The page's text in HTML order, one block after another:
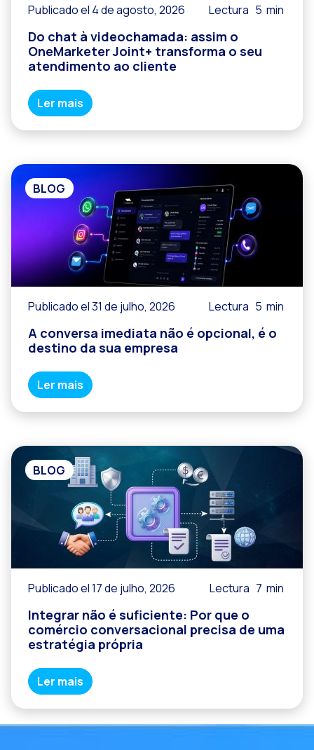
Publicado el 4 de agosto, 2026 Lectura 5 min
Do chat à videochamada: assim o
OneMarketer Joint+ transforma o seu
atendimento ao cliente
Ler mais
BLOG
Publicado el 31 de julho, 2026 Lectura 5 min
A conversa imediata não é opcional, é o
destino da sua empresa
Ler mais
BLOG
Publicado el 17 de julho, 2026 Lectura 7 min
Integrar não é suficiente: Por que o
comércio conversacional precisa de uma
estratégia própria
Ler mais